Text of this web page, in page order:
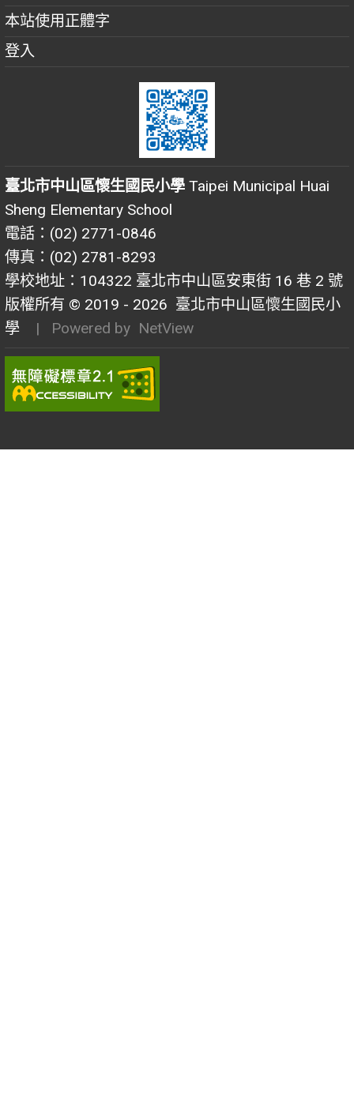
本站使用正體字
登入
臺北市中山區懷生國民小學 Taipei Municipal Huai
Sheng Elementary School
電話：(02) 2771-0846
傳真：(02) 2781-8293
學校地址：104322 臺北市中山區安東街 16 巷 2 號
版權所有 © 2019 - 2026 臺北市中山區懷生國民小
學
| Powered by NetView